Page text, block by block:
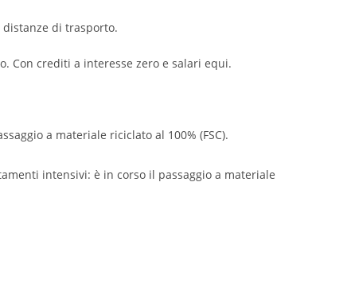
di trasporto.
Con crediti a interesse zero e salari equi.
a materiale riciclato al 100% (FSC).
intensivi: è in corso il passaggio a materiale